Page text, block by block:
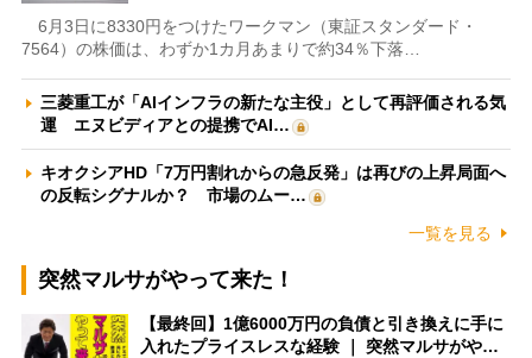
6月3日に8330円をつけたワークマン（東証スタンダード・
7564）の株価は、わずか1カ月あまりで約34％下落…
三菱重工が「AIインフラの新たな主役」として再評価される気
運 エヌビディアとの提携でAI…
キオクシアHD「7万円割れからの急反発」は再びの上昇局面へ
の反転シグナルか？ 市場のムー…
一覧を見る
突然マルサがやって来た！
【最終回】1億6000万円の負債と引き換えに手に
入れたプライスレスな経験 ｜ 突然マルサがや…